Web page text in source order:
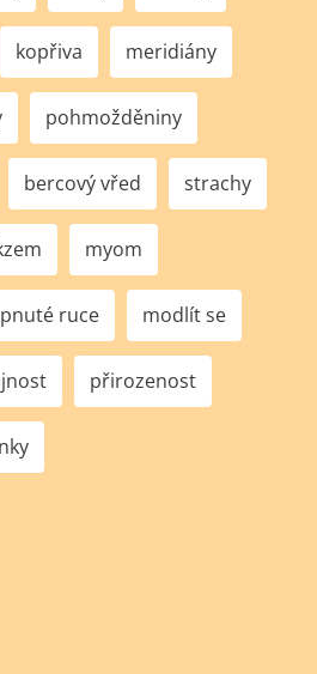
kopřiva meridiány
pohmožděniny
bercový vřed strachy
myom
ruce modlít se
přirozenost